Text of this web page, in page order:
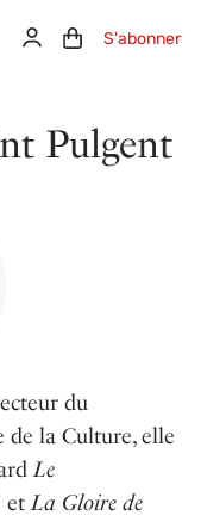
ConnexionPanier (0)
S'abonner
Pulgent
du
la Culture, elle
Le
et La Gloire de